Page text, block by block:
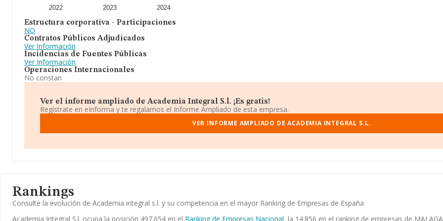
2022 2023 2024
Estructura corporativa - Participaciones
NO
Contratos Públicos Adjudicados
Ver Información
Incidencias de Fuentes Públicas
Ver Información
Operaciones Internacionales
No constan
Ver el informe ampliado de Academia Integral S.l. ¡Es gratis!
Regístrate en eInforma y te regalamos el Informe Ampliado de esta empresa.
VER INFORME AMPLIADO DE ACADEMIA INTEGRAL S.L.
Rankings
Consulte la evolución de Academia integral s.l. y su competencia en el mayor Ranking de Empresas de España
Academia Integral S.l. ocupa la posición 497.654 en el Ranking de Empresas Nacional, la 14.856 en el ranking de empresas de